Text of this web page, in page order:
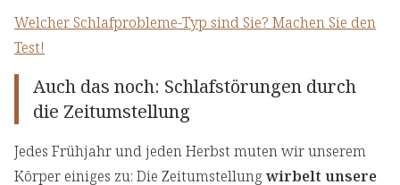
Welcher Schlafprobleme-Typ sind Sie? Machen Sie den
Test!
Auch das noch: Schlafstörungen durch
die Zeitumstellung
Jedes Frühjahr und jeden Herbst muten wir unserem
Körper einiges zu: Die Zeitumstellungwirbelt unsere